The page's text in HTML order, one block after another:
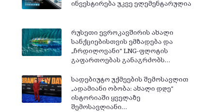
ინვესტირება უკვე ელემენტარულია
რუსეთი ევროკავშირის ახალი
სანქციებისთვის ემზადება და
„ჩრდილოვანი“ LNG-ფლოტის
გაფართოებას განაგრძობს…
სადებიუტო უქმეების შემოსავლით
„ადამიანი ობობა: ახალი დღე“
ისტორიაში ყველაზე
შემოსავლიანი…